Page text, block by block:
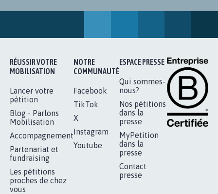
RÉUSSIR VOTRE
MOBILISATION
Lancer votre
pétition
Blog - Parlons
Mobilisation
Accompagnement
Partenariat et
fundraising
Les pétitions
proches de chez
vous
NOTRE
COMMUNAUTÉ
Facebook
TikTok
X
Instagram
Youtube
ESPACE PRESSE
Qui sommes-
nous?
Nos pétitions
dans la
presse
MyPetition
dans la
presse
Contact
presse